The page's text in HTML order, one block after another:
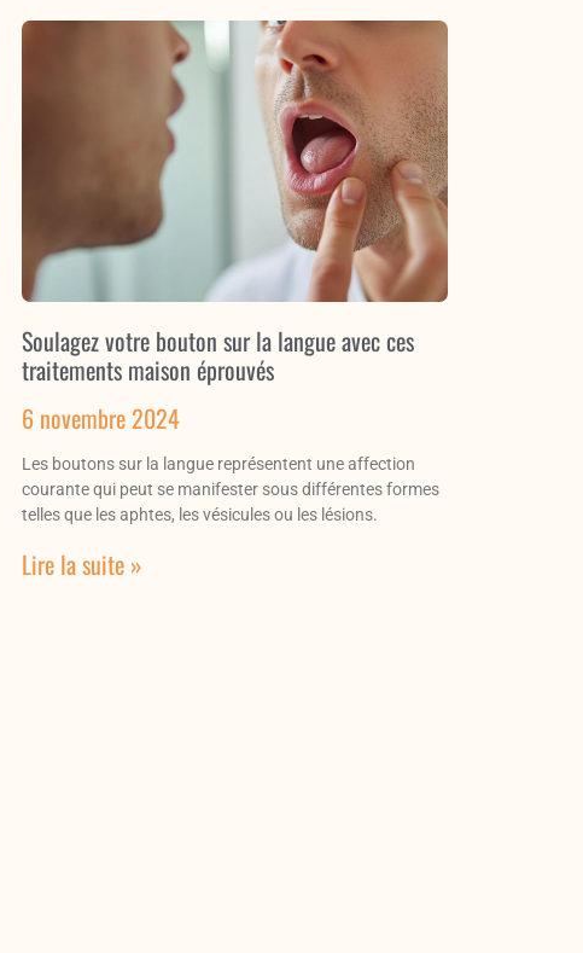
Soulagez votre bouton sur la langue avec ces
traitements maison éprouvés
6 novembre 2024
Les boutons sur la langue représentent une affection
courante qui peut se manifester sous différentes formes
telles que les aphtes, les vésicules ou les lésions.
Lire la suite »